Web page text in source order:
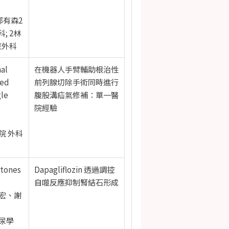
有森2
; 2林
科
外科
在機器人手臂輔助根治性
前列腺切除手術同時進行
腹股溝疝氣修補：單一醫
院經驗
、謝
學
Dapagliflozin 透過調控
自噬反應抑制腎結石形成